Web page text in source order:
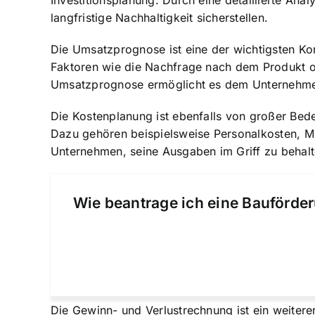
langfristige Nachhaltigkeit sicherstellen.
Die Umsatzprognose ist eine der wichtigsten
Faktoren wie die Nachfrage nach dem Produkt
Umsatzprognose ermöglicht es dem
Die Kostenplanung ist ebenfalls von großer
Dazu gehören beispielsweise Personalkosten,
Unternehmen, seine Ausgaben im Griff zu
Wie beantrage ich eine
Die Gewinn- und Verlustrechnung ist ein